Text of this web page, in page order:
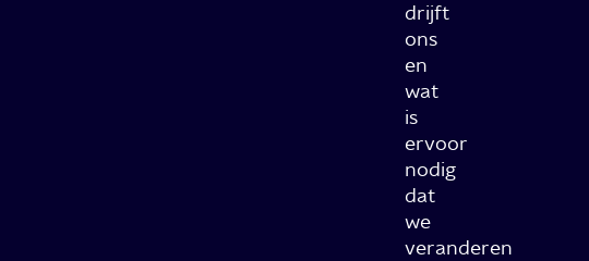
drijft
ons
en
wat
is
ervoor
nodig
dat
we
veranderen